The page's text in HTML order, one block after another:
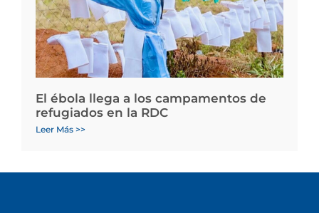
El ébola llega a los campamentos de
refugiados en la RDC
Leer Más >>